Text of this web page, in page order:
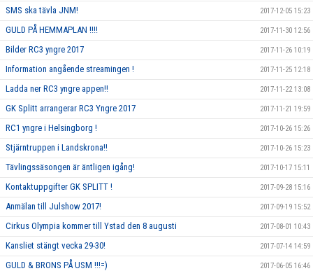
SMS ska tävla JNM! 2017-12-05 15:23
GULD PÅ HEMMAPLAN !!!! 2017-11-30 12:56
Bilder RC3 yngre 2017 2017-11-26 10:19
Information angående streamingen ! 2017-11-25 12:18
Ladda ner RC3 yngre appen!! 2017-11-22 13:08
GK Splitt arrangerar RC3 Yngre 2017 2017-11-21 19:59
RC1 yngre i Helsingborg ! 2017-10-26 15:26
Stjärntruppen i Landskrona!! 2017-10-26 15:23
Tävlingssäsongen är äntligen igång! 2017-10-17 15:11
Kontaktuppgifter GK SPLITT ! 2017-09-28 15:16
Anmälan till Julshow 2017! 2017-09-19 15:52
Cirkus Olympia kommer till Ystad den 8 augusti 2017-08-01 10:43
Kansliet stängt vecka 29-30! 2017-07-14 14:59
GULD & BRONS PÅ USM !!!=) 2017-06-05 16:46